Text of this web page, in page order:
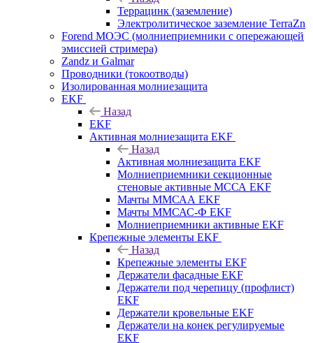
Террацинк (заземление)
Электролитическое заземление TerraZn
Forend МОЭС (молниеприемники с опережающей
эмиссией стримера)
Zandz и Galmar
Проводники (токоотводы)
Изолированная молниезащита
EKF
Назад
EKF
Активная молниезащита EKF
Назад
Активная молниезащита EKF
Молниеприемники секционные
стеновые активные МССА EKF
Мачты ММСАА EKF
Мачты ММСАС-Ф EKF
Молниеприемники активные EKF
Крепежные элементы EKF
Назад
Крепежные элементы EKF
Держатели фасадные EKF
Держатели под черепицу (профлист)
EKF
Держатели кровельные EKF
Держатели на конек регулируемые
EKF